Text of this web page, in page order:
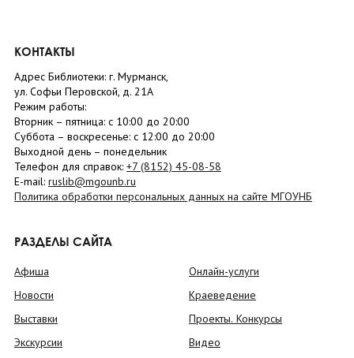
КОНТАКТЫ
Адрес Библиотеки: г. Мурманск,
ул. Софьи Перовской, д. 21А
Режим работы:
Вторник – пятница: с 10:00 до 20:00
Суббота – воскресенье: c 12:00 до 20:00
Выходной день – понедельник
Телефон для справок: +7 (8152) 45-08-58
E-mail: ruslib@mgounb.ru
Политика обработки персональных данных на сайте МГОУНБ
РАЗДЕЛЫ САЙТА
Афиша
Новости
Выставки
Экскурсии
Онлайн-услуги
Краеведение
Проекты. Конкурсы
Видео